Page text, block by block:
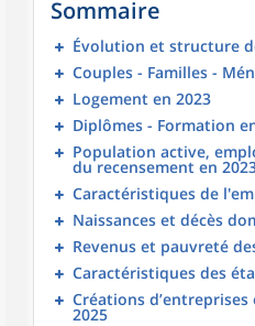
Sommaire
Évolution et structure
Couples - Familles -
Logement en 2023
Diplômes - Formation
Population active,
du recensement en
Caractéristiques de
Naissances et décès
Revenus et pauvreté
Caractéristiques des
Créations
2025